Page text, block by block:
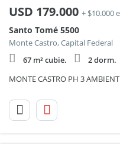
USD 179.000 + $10.000
Santo Tomé 5500
Monte Castro, Capital Federal
67 m² cubie.
2 dorm.
MONTE CASTRO PH 3